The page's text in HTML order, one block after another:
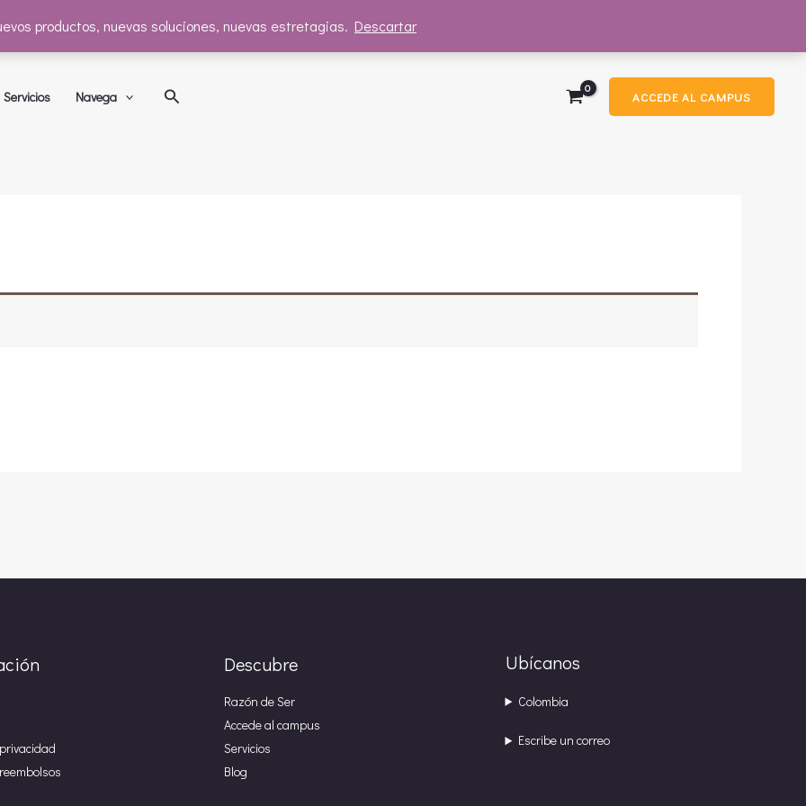
productos, nuevas soluciones, nuevas estretagias. Descartar
Servicios Navega Buscar ACCEDE AL CAMPUS
Descubre
Razón de Ser
Accede al campus
Servicios
Blog
Ubícanos
Colombia
Escribe un correo